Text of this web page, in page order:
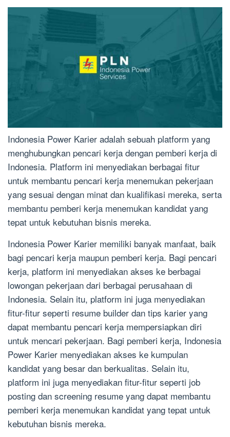
Indonesia Power Karier adalah sebuah platform yang
menghubungkan pencari kerja dengan pemberi kerja di
Indonesia. Platform ini menyediakan berbagai fitur
untuk membantu pencari kerja menemukan pekerjaan
yang sesuai dengan minat dan kualifikasi mereka, serta
membantu pemberi kerja menemukan kandidat yang
tepat untuk kebutuhan bisnis mereka.
Indonesia Power Karier memiliki banyak manfaat, baik
bagi pencari kerja maupun pemberi kerja. Bagi pencari
kerja, platform ini menyediakan akses ke berbagai
lowongan pekerjaan dari berbagai perusahaan di
Indonesia. Selain itu, platform ini juga menyediakan
fitur-fitur seperti resume builder dan tips karier yang
dapat membantu pencari kerja mempersiapkan diri
untuk mencari pekerjaan. Bagi pemberi kerja, Indonesia
Power Karier menyediakan akses ke kumpulan
kandidat yang besar dan berkualitas. Selain itu,
platform ini juga menyediakan fitur-fitur seperti job
posting dan screening resume yang dapat membantu
pemberi kerja menemukan kandidat yang tepat untuk
kebutuhan bisnis mereka.